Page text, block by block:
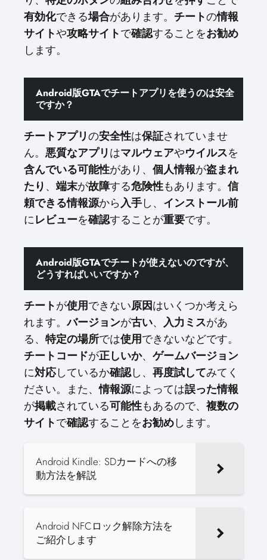
有効化できる場合があります。 チートの情報
サイトや攻略サイトで確認することをお勧め
します。
Android版GTAでチートアプリを使うのは安全
ですか？
チートアプリの安全性は保証されていませ
ん。 悪質なアプリはマルウェアやウイルスを
含んでいる可能性があり、 個人情報が盗まれ
たり、 端末が故障する危険性もあります。 信
頼できる情報源から入手し、 インストール前
にレビューを確認することが重要です。
Android版GTAでチートが使えないのですが、
どうすればいいですか？
チートが使用できない原因はいくつか考えら
れます。バージョンが古い、 入力ミスがあ
る、 特定の場所では使用できないなどです。
チートコードが正しいか、 ゲームバージョン
に対応しているか確認し、 再度試してみてく
ださい。また、情報源によっては誤った情報
が掲載されている可能性もあるので、 複数の
サイトで確認することをお勧めします。
Android Kindle: SDカードへの移
動方法を解説
Android NFCロック解除方法を
ご紹介します